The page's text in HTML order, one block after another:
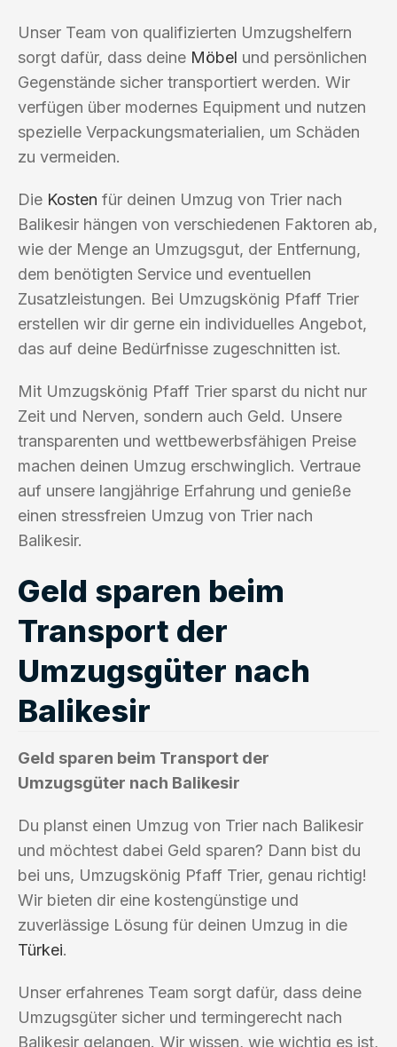
Unser Team von qualifizierten Umzugshelfern
sorgt dafür, dass deine Möbel und persönlichen
Gegenstände sicher transportiert werden. Wir
verfügen über modernes Equipment und nutzen
spezielle Verpackungsmaterialien, um Schäden
zu vermeiden.
Die Kosten für deinen Umzug von Trier nach
Balikesir hängen von verschiedenen Faktoren ab,
wie der Menge an Umzugsgut, der Entfernung,
dem benötigten Service und eventuellen
Zusatzleistungen. Bei Umzugskönig Pfaff Trier
erstellen wir dir gerne ein individuelles Angebot,
das auf deine Bedürfnisse zugeschnitten ist.
Mit Umzugskönig Pfaff Trier sparst du nicht nur
Zeit und Nerven, sondern auch Geld. Unsere
transparenten und wettbewerbsfähigen Preise
machen deinen Umzug erschwinglich. Vertraue
auf unsere langjährige Erfahrung und genieße
einen stressfreien Umzug von Trier nach
Balikesir.
Geld sparen beim
Transport der
Umzugsgüter nach
Balikesir
Geld sparen beim Transport der
Umzugsgüter nach Balikesir
Du planst einen Umzug von Trier nach Balikesir
und möchtest dabei Geld sparen? Dann bist du
bei uns, Umzugskönig Pfaff Trier, genau richtig!
Wir bieten dir eine kostengünstige und
zuverlässige Lösung für deinen Umzug in die
Türkei.
Unser erfahrenes Team sorgt dafür, dass deine
Umzugsgüter sicher und termingerecht nach
Balikesir gelangen. Wir wissen, wie wichtig es ist,